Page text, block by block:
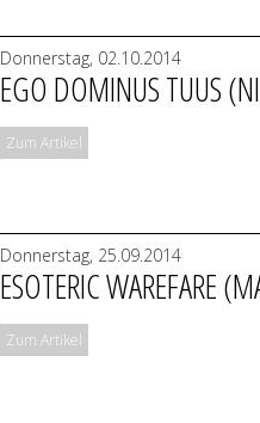
Donnerstag, 02.10.2014
EGO DOMINUS TUUS
Zum Artikel
Donnerstag, 25.09.2014
ESOTERIC WAREFARE
Zum Artikel